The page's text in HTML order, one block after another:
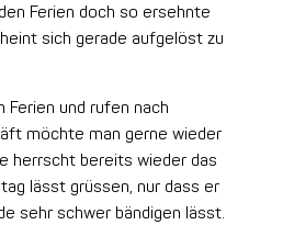
Ferien doch so ersehnte
sich gerade aufgelöst zu
Ferien und rufen nach
möchte man gerne wieder
herrscht bereits wieder das
lässt grüssen, nur dass er
sehr schwer bändigen lässt.